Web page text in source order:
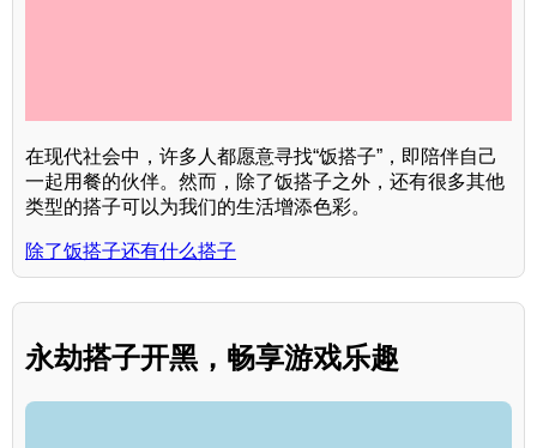
在现代社会中，许多人都愿意寻找“饭搭子”，即陪伴自己
一起用餐的伙伴。然而，除了饭搭子之外，还有很多其他
类型的搭子可以为我们的生活增添色彩。
除了饭搭子还有什么搭子
永劫搭子开黑，畅享游戏乐趣